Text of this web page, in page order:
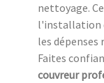
nettoyage.
l'installation
les dépenses
Faites
couvreur